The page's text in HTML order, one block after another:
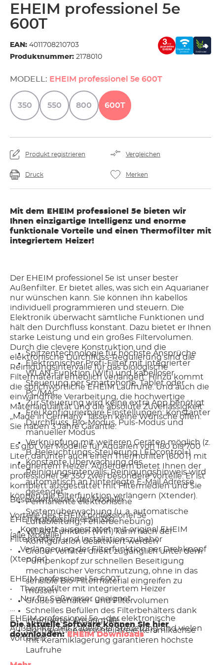
EHEIM professionel 5e
600T
EAN: 4011708210703
Produktnummer: 2178010
MODELL: EHEIM professionel 5e 600T
350 550 800 600T
Produkt registrieren Vergleichen
Druck Merken
Mit dem EHEIM professionel 5e bieten wir
Ihnen einzigartige Intelligenz und enorme
funktionale Vorteile und einen Thermofilter mit
integriertem Heizer!
Der EHEIM professionel 5e ist unser bester
Außenfilter. Er bietet alles, was sich ein Aquarianer
nur wünschen kann. Sie können ihn kabellos
individuell programmieren und steuern. Die
Elektronik überwacht sämtliche Funktionen und
hält den Durchfluss konstant. Dazu bietet er Ihnen
starke Leistung und ein großes Filtervolumen.
Durch die clevere Konstruktion und die
elektronische Durchfluss-Regulierung sind die
Reinigungsintervalle für das biologische
Filtermaterial erheblich verlängert. Hinzu kommt
die sprichwörtliche EHEIM Laufruhe. Und auch die
einwandfreie Verarbeitung, die hochwertige
Materialqualität und die absolute Zuverlässigkeit
„Made in Germany“ lassen keine Wünsche offen.
Sie haben 3 Jahre Garantie.
Es gibt vier Modelle für Aquarien von 180 bis 700
Liter, darunter auch einen Thermofilter (600T) mit
integriertem Heizer. Außerdem bietet Ihnen der
professionel 5e 350 zwei besondere Vorteile: Er ist
komplett ausgestattet mit Filtermedien und Sie
können die Filterfunktion verlängern (Xtender).
Vorteile des EHEIM professionel 5e
(alle Modelle)
Spitzentechnologie für höchste Ansprüche
Elektronischer Profi-Filter mit integrierter
WLAN-Funktion (Wifi) und kabelloser
Steuerung per Smartphone, Tablet oder
PC/MAC
Zur Steuerung wird keine extra App benötigt
Frei konfigurierbare Einstellungen: Konstanter
Durchfluss, Bio-Modus, Puls-Modus und
manueller Modus
Verknüpfung mit weiteren Geräten möglich (z.
B. Beleuchtungs-Steuerung LEDcontrol+)
Konstante Überwachung des
Reinigungsintervalls; Reinigungshinweis wird
automatisch an hinterlegte E-Mail Adresse
gesendet
Permanente elektronische
Systemüberwachung (u. a. automatische
Luftableitung; Fehlerbehebung)
WLAN-Funktion (Wifi) kann nach der
Konfiguration deaktiviert werden
Großer Vorfilter direkt zugänglich unter dem
Pumpenkopf zur schnellen Beseitigung
mechanischer Verschmutzung, ohne in das
sensible Bio-Filtermaterial eingreifen zu
müssen
Großes Behälter- und Filtervolumen
Schnelles Befüllen des Filterbehälters dank
integrierter Ansaughilfe
Hochwertige verschleißfreie Keramikachse
mit Keramiklagerung garantieren höchste
Laufruhe
Besonderheiten der Modelle:
EHEIM professionel 5e 350
• Komplett ausgestattet mit original EHEIM
Filtermedien und Installationszubehör
• Verlängerung der Filterfunktion per Drehknopf
(Xtender)
EHEIM professionel 5e 600T
• Thermofilter mit integriertem Heizer
• Nur für Süßwasser geeignet
EHEIM professionel 5e – der elektronische
Außenfilter mit kabelloser Steuerung und vielen
Vorteilen
Die aktuelle Software können SIe hier
downloaden: EHEIM Downloads